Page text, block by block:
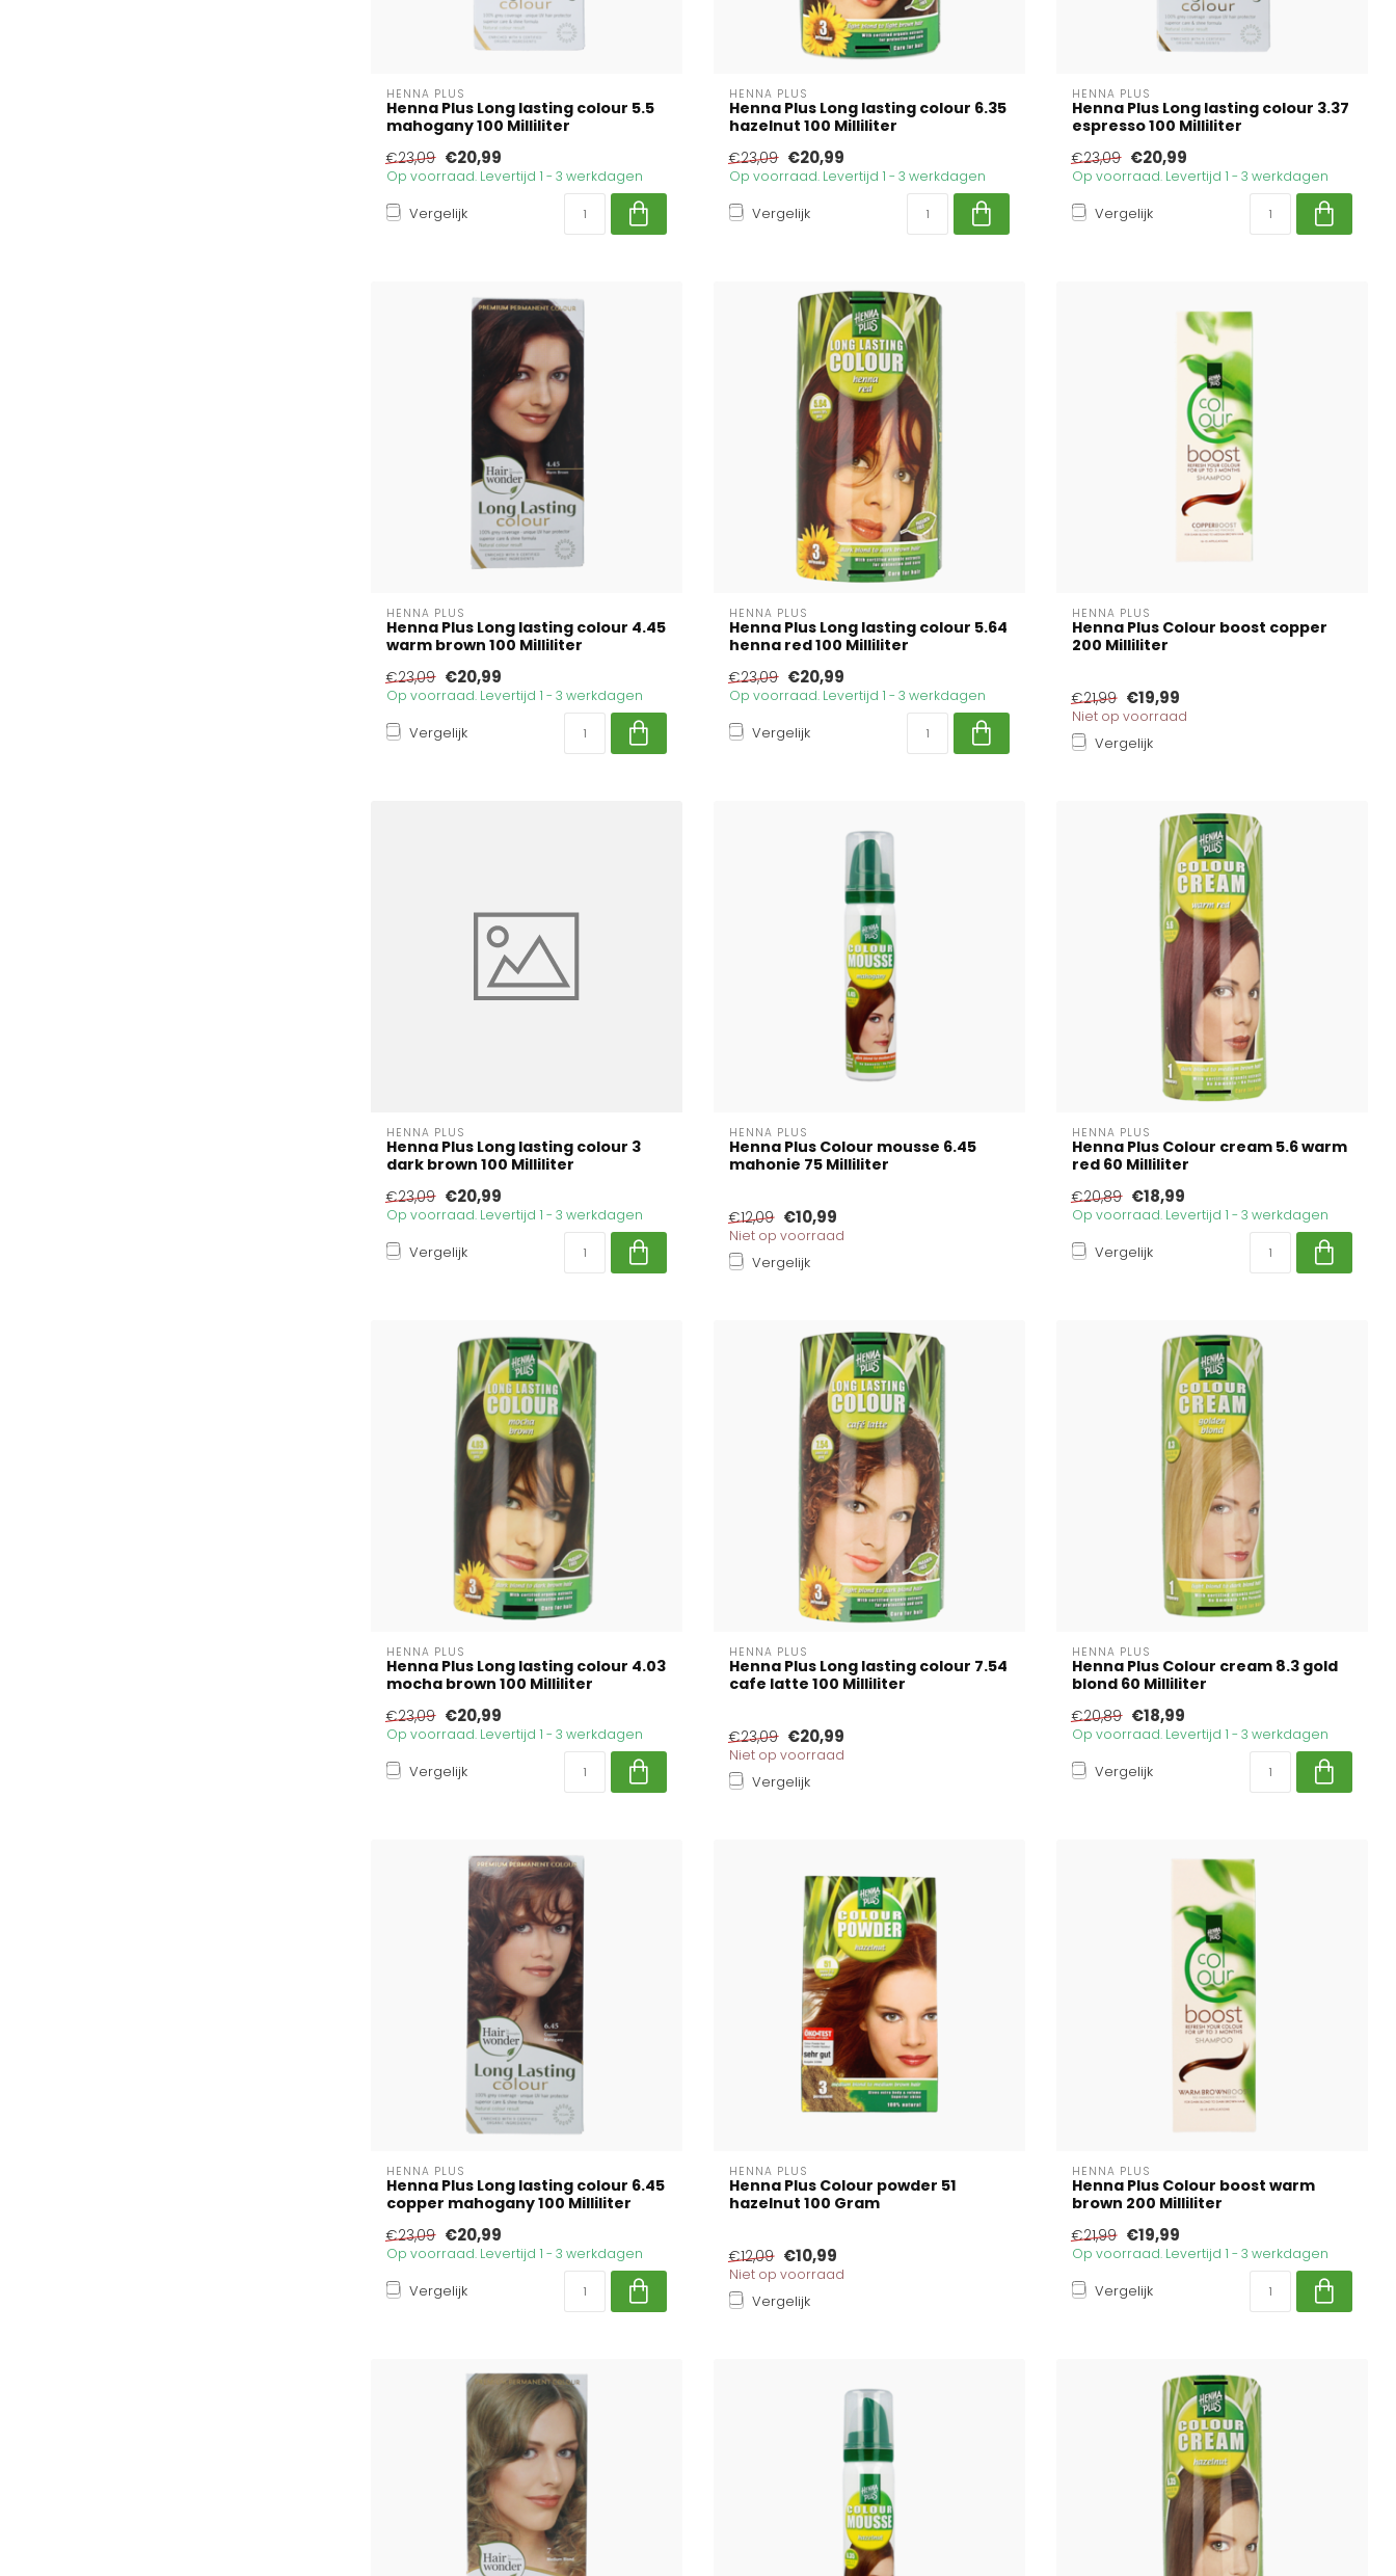
HENNA PLUS
Henna Plus Long lasting colour 5.5
mahogany 100 Milliliter
€23,09 €20,99
Op voorraad. Levertijd 1 - 3 werkdagen
Vergelijk
HENNA PLUS
Henna Plus Long lasting colour 6.35
hazelnut 100 Milliliter
€23,09 €20,99
Op voorraad. Levertijd 1 - 3 werkdagen
Vergelijk
HENNA PLUS
Henna Plus Long lasting colour 3.37
espresso 100 Milliliter
€23,09 €20,99
Op voorraad. Levertijd 1 - 3 werkdagen
Vergelijk
HENNA PLUS
Henna Plus Long lasting colour 4.45
warm brown 100 Milliliter
€23,09 €20,99
Op voorraad. Levertijd 1 - 3 werkdagen
Vergelijk
HENNA PLUS
Henna Plus Long lasting colour 5.64
henna red 100 Milliliter
€23,09 €20,99
Op voorraad. Levertijd 1 - 3 werkdagen
Vergelijk
HENNA PLUS
Henna Plus Colour boost copper
200 Milliliter
€21,99 €19,99
Niet op voorraad
Vergelijk
HENNA PLUS
Henna Plus Long lasting colour 3
dark brown 100 Milliliter
€23,09 €20,99
Op voorraad. Levertijd 1 - 3 werkdagen
Vergelijk
HENNA PLUS
Henna Plus Colour mousse 6.45
mahonie 75 Milliliter
€12,09 €10,99
Niet op voorraad
Vergelijk
HENNA PLUS
Henna Plus Colour cream 5.6 warm
red 60 Milliliter
€20,89 €18,99
Op voorraad. Levertijd 1 - 3 werkdagen
Vergelijk
HENNA PLUS
Henna Plus Long lasting colour 4.03
mocha brown 100 Milliliter
€23,09 €20,99
Op voorraad. Levertijd 1 - 3 werkdagen
Vergelijk
HENNA PLUS
Henna Plus Long lasting colour 7.54
cafe latte 100 Milliliter
€23,09 €20,99
Niet op voorraad
Vergelijk
HENNA PLUS
Henna Plus Colour cream 8.3 gold
blond 60 Milliliter
€20,89 €18,99
Op voorraad. Levertijd 1 - 3 werkdagen
Vergelijk
HENNA PLUS
Henna Plus Long lasting colour 6.45
copper mahogany 100 Milliliter
€23,09 €20,99
Op voorraad. Levertijd 1 - 3 werkdagen
Vergelijk
HENNA PLUS
Henna Plus Colour powder 51
hazelnut 100 Gram
€12,09 €10,99
Niet op voorraad
Vergelijk
HENNA PLUS
Henna Plus Colour boost warm
brown 200 Milliliter
€21,99 €19,99
Op voorraad. Levertijd 1 - 3 werkdagen
Vergelijk